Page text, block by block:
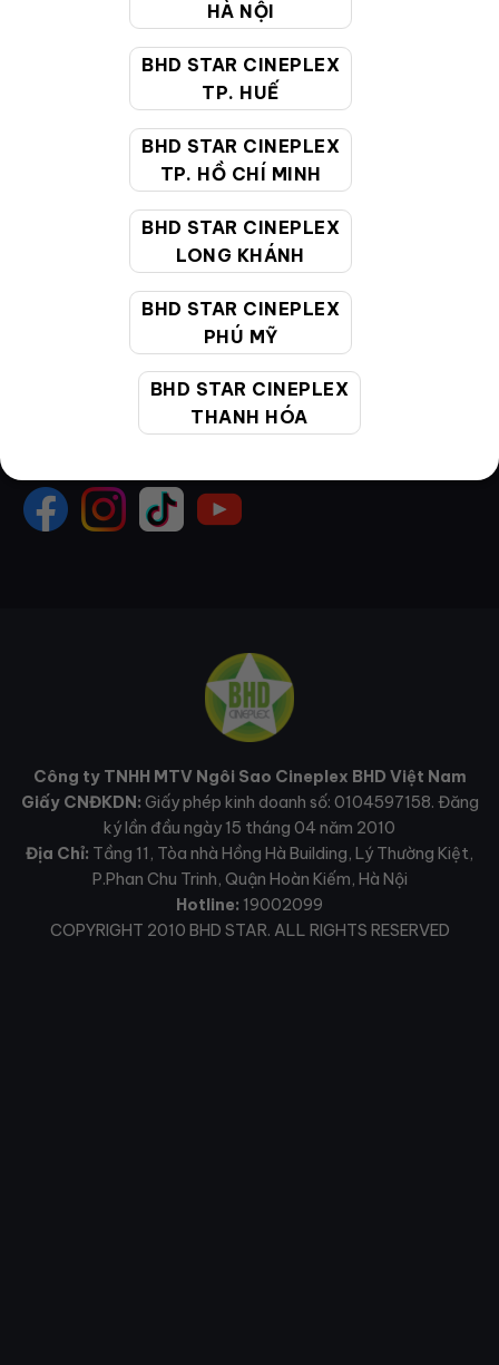
HÀ NỘI
BHD STAR CINEPLEX
TP. HUẾ
BHD STAR CINEPLEX
TP. HỒ CHÍ MINH
BHD STAR CINEPLEX
LONG KHÁNH
BHD STAR CINEPLEX
PHÚ MỸ
BHD STAR CINEPLEX
THANH HÓA
Quy định và chính sách chung
Chính sách bảo vệ thông tin cá nhân của người tiêu
CHĂM SÓC KHÁCH HÀNG
19002099
9:00 - 22:00 (Tất cả các ngày bao
gồm cả Lễ, Tết)
cskh@bhdstar.vn
Công ty TNHH MTV Ngôi Sao Cineplex BHD Việt Nam
Giấy CNĐKDN: Giấy phép kinh doanh số: 0104597158. Đăng
ký lần đầu ngày 15 tháng 04 năm 2010
Địa Chỉ: Tầng 11, Tòa nhà Hồng Hà Building, Lý Thường Kiệt,
P.Phan Chu Trinh, Quận Hoàn Kiếm, Hà Nội
Hotline: 19002099
COPYRIGHT 2010 BHD STAR. ALL RIGHTS RESERVED